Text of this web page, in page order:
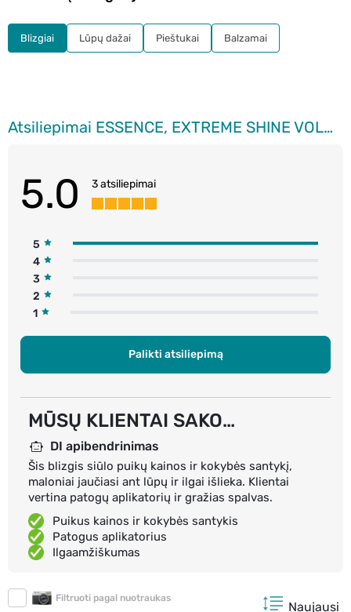
Atsiliepimai ESSENCE, EXTREME SHINE VOLUME LIPGLOSS, lūpų blizgesys, 5 ml
5.0 3 atsiliepimai
5
4
3
2
1
Palikti atsiliepimą
MŪSŲ KLIENTAI SAKO…
DI apibendrinimas
Šis blizgis siūlo puikų kainos ir kokybės santykį,
maloniai jaučiasi ant lūpų ir ilgai išlieka. Klientai
vertina patogų aplikatorių ir gražias spalvas.
Puikus kainos ir kokybės santykis
Patogus aplikatorius
Ilgaamžiškumas
Filtruoti pagal nuotraukas
Naujausi
Blizgiai Lūpų dažai Pieštukai Balzamai